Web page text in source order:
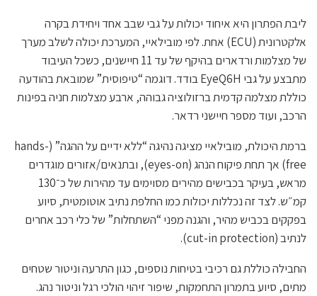
ליבת הפתרון היא איחוד יכולות על גבי שבב אחד ויחידת בקרה
אלקטרונית (ECU) אחת. לפי מובילאיי, המערכת יכולה לשלב מערך
של מצלמות ורדארים בהיקף של עד 11 חיישנים, כשכל העיבוד
מתבצע על גבי EyeQ6H בודד. דוגמה “טיפוסית” שמובאת בהודעה
כוללת מצלמה קדמית ברזולוציה גבוהה, ארבע מצלמות חניה בפינות
הרכב, ועוד מספר חיישני רדאר.
ברמת היכולת, מובילאיי מציגה נהיגה “ללא ידיים על ההגה” (hands-
free) אך תחת פיקוח הנהג (eyes-on), ובתנאים/אזורים מוגדרים
מראש, בעיקר בכבישים מהירים מסוימים עד מהירות של כ־130
קמ״ש. לצד זה נכללות יכולות כמו החלפת נתיב אוטומטית, סיוע
בפקקים בכביש מהיר, והגנה מפני “השתחלות” של כלי רכב אחרים
לנתיב (cut-in protection).
החבילה כוללת גם רכיבי בטיחות נוספים, כגון התרעה וניטור שטחים
מתים, סיוע בתמרון התחמקות, שיפור זיהוי הולכי רגל וניטור נהג.